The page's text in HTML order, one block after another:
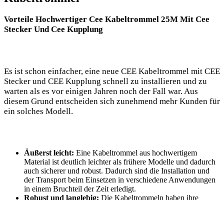
Vorteile Hochwertiger Cee Kabeltrommel 25M Mit Cee
Stecker Und Cee Kupplung
Es ist schon einfacher, eine neue CEE Kabeltrommel mit CEE
Stecker und CEE Kupplung schnell zu installieren und zu
warten als es vor einigen Jahren noch der Fall war. Aus
diesem Grund entscheiden sich zunehmend mehr Kunden für
ein solches Modell.
Äußerst leicht: Eine Kabeltrommel aus hochwertigem
Material ist deutlich leichter als frühere Modelle und dadurch
auch sicherer und robust. Dadurch sind die Installation und
der Transport beim Einsetzen in verschiedene Anwendungen
in einem Bruchteil der Zeit erledigt.
Robust und langlebig: Die Kabeltrommeln haben ihre